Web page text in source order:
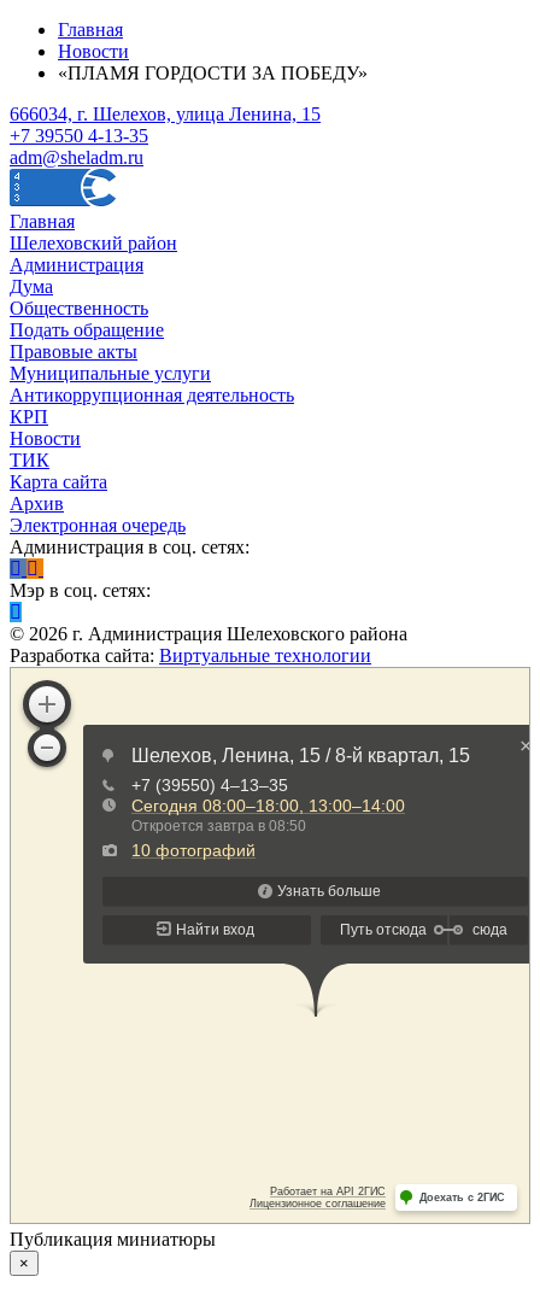
Главная
Новости
«ПЛАМЯ ГОРДОСТИ ЗА ПОБЕДУ»
666034, г. Шелехов, улица Ленина, 15
+7 39550 4-13-35
adm@sheladm.ru
Главная
Шелеховский район
Администрация
Дума
Общественность
Подать обращение
Правовые акты
Муниципальные услуги
Антикоррупционная деятельность
КРП
Новости
ТИК
Карта сайта
Архив
Электронная очередь
Администрация в соц. сетях:
Мэр в соц. сетях:
© 2026 г. Администрация Шелеховского района
Разработка сайта: Виртуальные технологии
Публикация миниатюры
×